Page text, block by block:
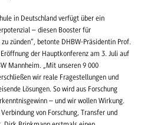
in Deutschland verfügt über ein
– diesen Booster für
zünden“, betonte DHBW-Präsidentin Prof.
der Hauptkonferenz am 3. Juli auf
Mannheim. „Mit unseren 9 000
wir reale Fragestellungen und
Lösungen. So wird aus Forschung
– und wir wollen Wirkung.
von Forschung, Transfer und